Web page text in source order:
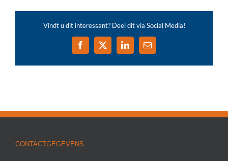
Vindt u dit interessant? Deel dit via Social Media!
Facebook
X LinkedIn
E-
mail
CONTACTGEGEVENS